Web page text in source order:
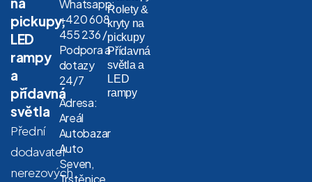
pickupy,
LED
rampy
a
přídavná
světla
Přední
dodavatel
nerezových
Whatsapp:
+420 608
455 236 /
Podpora a
dotazy
24/7
Adresa:
Areál
Autobazar
Auto
Seven,
Rolety &
kryty na
pickupy
Přídavná
světla a
LED
rampy